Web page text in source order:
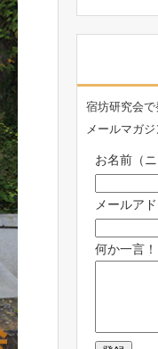
宿坊研究会
メールマガ
お名前（
メールア
何か一言！